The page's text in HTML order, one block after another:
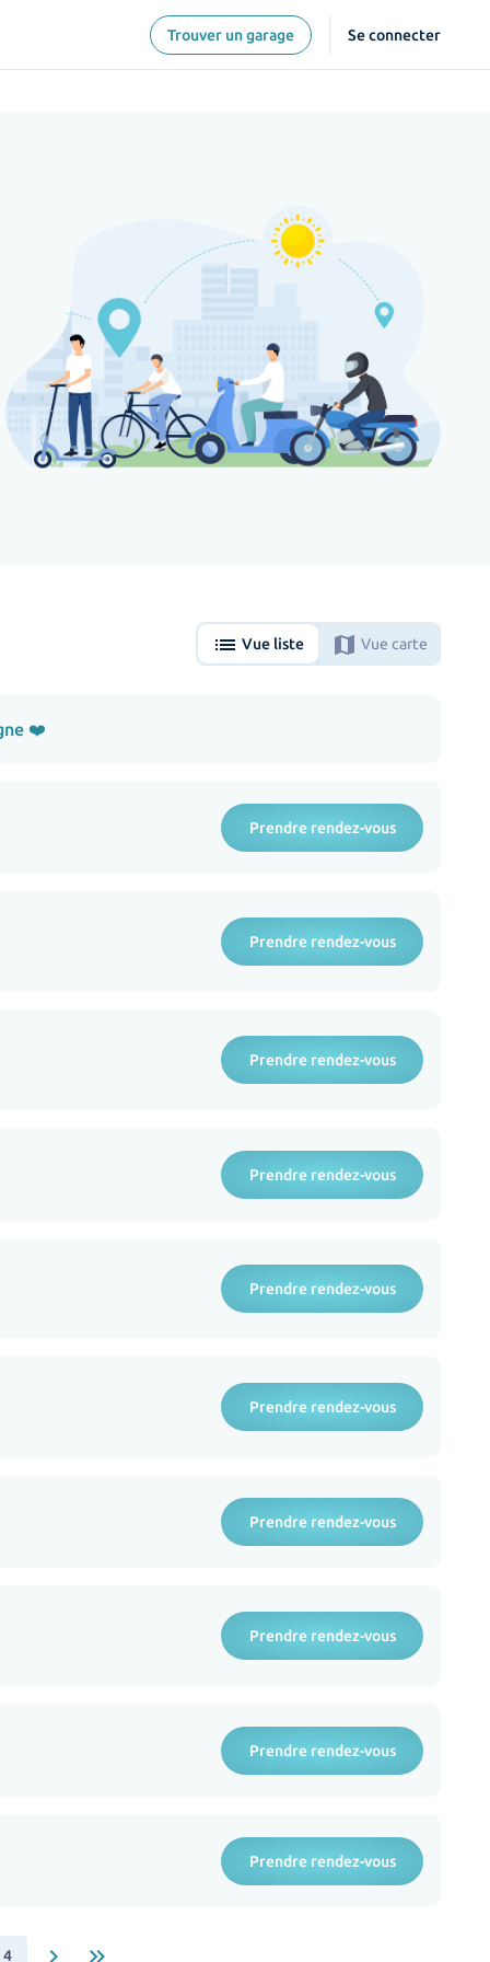
Trouver un garage Se connecter
list Vue liste map Vue carte
❤️
Prendre rendez-vous
Prendre rendez-vous
Prendre rendez-vous
Prendre rendez-vous
Prendre rendez-vous
Prendre rendez-vous
Prendre rendez-vous
Prendre rendez-vous
Prendre rendez-vous
Prendre rendez-vous
4